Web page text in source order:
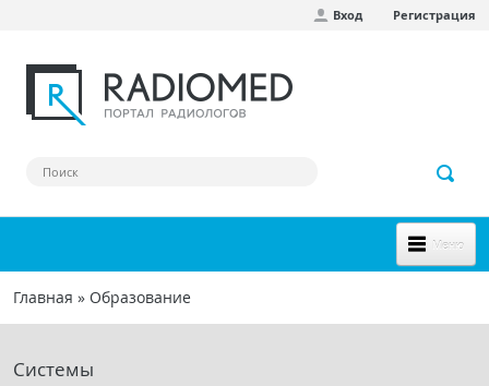
Вход Регистрация
Меню
НОВОЕ НА САЙТЕ
СООБЩЕСТВО
Клинические наблюдения
Вы здесь
Главная » Образование
Системы